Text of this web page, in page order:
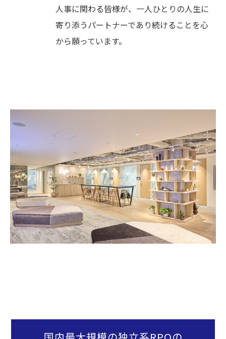
人事に関わる皆様が、一人ひとりの人生に
寄り添うパートナーであり続けることを心
から願っています。